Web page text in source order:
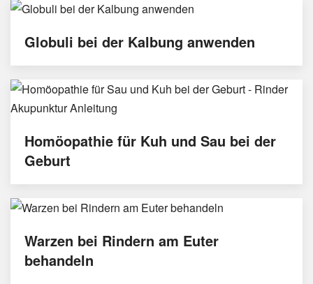
Globuli bei der Kalbung anwenden
Homöopathie für Kuh und Sau bei der
Geburt
Warzen bei Rindern am Euter
behandeln